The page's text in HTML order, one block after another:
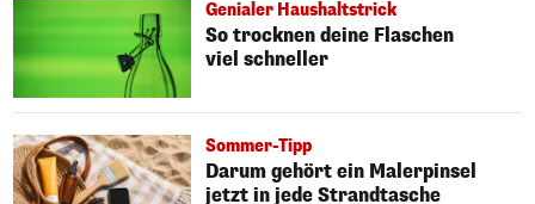
Genialer Haushaltstrick
So trocknen deine Flaschen
viel schneller
Sommer-Tipp
Darum gehört ein Malerpinsel
jetzt in jede Strandtasche